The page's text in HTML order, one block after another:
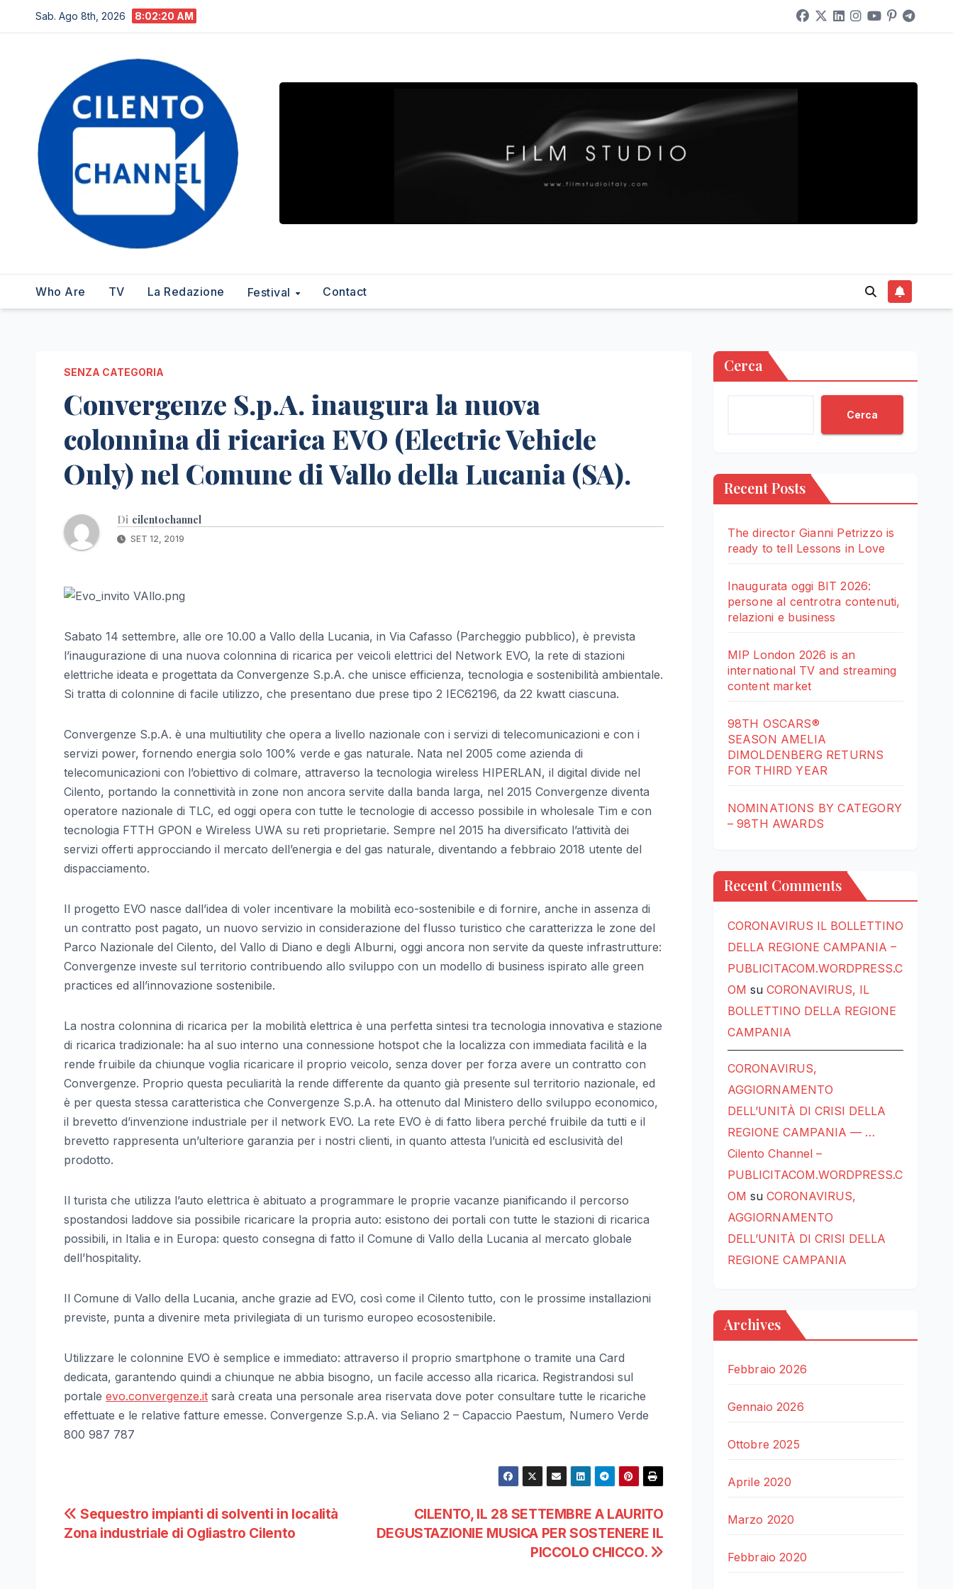
al
Sab. Ago 8th, 2026 8:02:21 AM
Who Are TV La Redazione Festival Contact
SENZA CATEGORIA
Convergenze S.p.A. inaugura la nuova
colonnina di ricarica EVO (Electric Vehicle
Only) nel Comune di Vallo della Lucania (SA).
Di cilentochannel
SET 12, 2019
Sabato 14 settembre, alle ore 10.00 a Vallo della Lucania, in Via Cafasso (Parcheggio pubblico), è prevista
l’inaugurazione di una nuova colonnina di ricarica per veicoli elettrici del Network EVO, la rete di stazioni
elettriche ideata e progettata da Convergenze S.p.A. che unisce efficienza, tecnologia e sostenibilità ambientale.
Si tratta di colonnine di facile utilizzo, che presentano due prese tipo 2 IEC62196, da 22 kwatt ciascuna.
Convergenze S.p.A. è una multiutility che opera a livello nazionale con i servizi di telecomunicazioni e con i
servizi power, fornendo energia solo 100% verde e gas naturale. Nata nel 2005 come azienda di
telecomunicazioni con l’obiettivo di colmare, attraverso la tecnologia wireless HIPERLAN, il digital divide nel
Cilento, portando la connettività in zone non ancora servite dalla banda larga, nel 2015 Convergenze diventa
operatore nazionale di TLC, ed oggi opera con tutte le tecnologie di accesso possibile in wholesale Tim e con
tecnologia FTTH GPON e Wireless UWA su reti proprietarie. Sempre nel 2015 ha diversificato l’attività dei
servizi offerti approcciando il mercato dell’energia e del gas naturale, diventando a febbraio 2018 utente del
dispacciamento.
Il progetto EVO nasce dall’idea di voler incentivare la mobilità eco-sostenibile e di fornire, anche in assenza di
un contratto post pagato, un nuovo servizio in considerazione del flusso turistico che caratterizza le zone del
Parco Nazionale del Cilento, del Vallo di Diano e degli Alburni, oggi ancora non servite da queste infrastrutture:
Convergenze investe sul territorio contribuendo allo sviluppo con un modello di business ispirato alle green
practices ed all’innovazione sostenibile.
La nostra colonnina di ricarica per la mobilità elettrica è una perfetta sintesi tra tecnologia innovativa e stazione
di ricarica tradizionale: ha al suo interno una connessione hotspot che la localizza con immediata facilità e la
rende fruibile da chiunque voglia ricaricare il proprio veicolo, senza dover per forza avere un contratto con
Convergenze. Proprio questa peculiarità la rende differente da quanto già presente sul territorio nazionale, ed
è per questa stessa caratteristica che Convergenze S.p.A. ha ottenuto dal Ministero dello sviluppo economico,
il brevetto d’invenzione industriale per il network EVO. La rete EVO è di fatto libera perché fruibile da tutti e il
brevetto rappresenta un’ulteriore garanzia per i nostri clienti, in quanto attesta l’unicità ed esclusività del
prodotto.
Il turista che utilizza l’auto elettrica è abituato a programmare le proprie vacanze pianificando il percorso
spostandosi laddove sia possibile ricaricare la propria auto: esistono dei portali con tutte le stazioni di ricarica
possibili, in Italia e in Europa: questo consegna di fatto il Comune di Vallo della Lucania al mercato globale
dell’hospitality.
Il Comune di Vallo della Lucania, anche grazie ad EVO, così come il Cilento tutto, con le prossime installazioni
previste, punta a divenire meta privilegiata di un turismo europeo ecosostenibile.
Utilizzare le colonnine EVO è semplice e immediato: attraverso il proprio smartphone o tramite una Card
dedicata, garantendo quindi a chiunque ne abbia bisogno, un facile accesso alla ricarica. Registrandosi sul
portale evo.convergenze.it sarà creata una personale area riservata dove poter consultare tutte le ricariche
effettuate e le relative fatture emesse. Convergenze S.p.A. via Seliano 2 – Capaccio Paestum, Numero Verde
800 987 787
Navigazione
articoli
CILENTO, IL 28 SETTEMBRE A LAURITO
DEGUSTAZIONIE MUSICA PER SOSTENERE IL
PICCOLO CHICCO.
Sequestro impianti di solventi in località
Zona industriale di Ogliastro Cilento
Cerca
Cerca
Recent Posts
The director Gianni Petrizzo is
ready to tell Lessons in Love
Inaugurata oggi BIT 2026:
persone al centrotra contenuti,
relazioni e business
MIP London 2026 is an
international TV and streaming
content market
98TH OSCARS®
SEASON AMELIA
DIMOLDENBERG RETURNS
FOR THIRD YEAR
NOMINATIONS BY CATEGORY
– 98TH AWARDS
Recent Comments
CORONAVIRUS IL BOLLETTINO
DELLA REGIONE CAMPANIA –
PUBLICITACOM.WORDPRESS.C
OM su CORONAVIRUS, IL
BOLLETTINO DELLA REGIONE
CAMPANIA
CORONAVIRUS,
AGGIORNAMENTO
DELL’UNITÀ DI CRISI DELLA
REGIONE CAMPANIA — …
Cilento Channel –
PUBLICITACOM.WORDPRESS.C
OM su CORONAVIRUS,
AGGIORNAMENTO
DELL’UNITÀ DI CRISI DELLA
REGIONE CAMPANIA
Archives
Febbraio 2026
Gennaio 2026
Ottobre 2025
Aprile 2020
Marzo 2020
Febbraio 2020